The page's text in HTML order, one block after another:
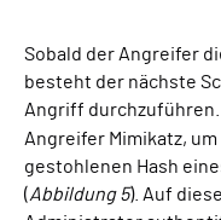
Sobald der Angreifer
besteht der nächste
Angriff
Angreifer Mimikatz, um
gestohlenen Hash
(Abbildung 5). Auf